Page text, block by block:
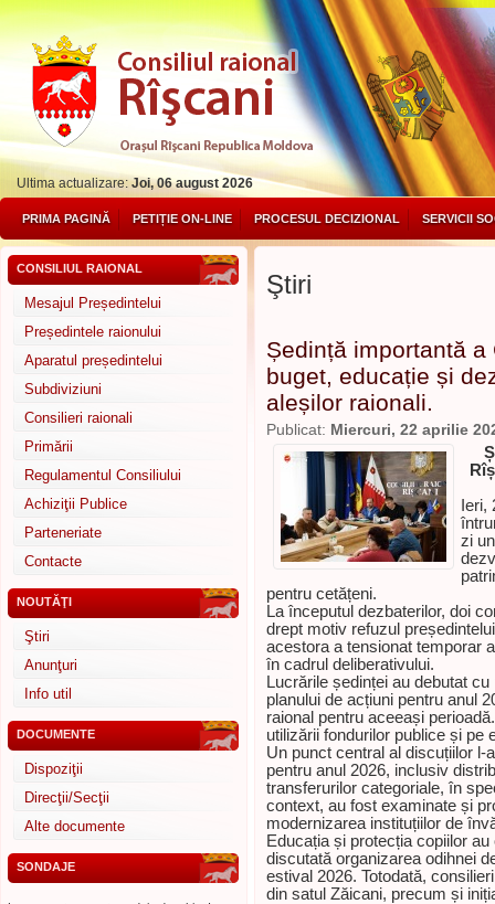
Ultima actualizare:Joi, 06 august 2026
PRIMA PAGINĂ PETIȚIE ON-LINE PROCESUL DECIZIONAL SERVICII
CONSILIUL RAIONAL
Mesajul Președintelui
Președintele raionului
Aparatul președintelui
Subdiviziuni
Consilieri raionali
Primării
Regulamentul Consiliului
Achiziţii Publice
Parteneriate
Contacte
NOUTĂŢI
Ştiri
Anunţuri
Info util
DOCUMENTE
Dispoziţii
Direcţii/Secţii
Alte documente
SONDAJE
Ştiri
Ședință importantă
buget, educație și
aleșilor raionali.
Publicat: Miercuri, 22 aprilie
Ieri,
zi
pentru cetățeni.
La începutul dezbaterilor, doi
drept motiv refuzul
acestora a tensionat temporar
în cadrul deliberativului.
Lucrările ședinței au debutat
planului de acțiuni pentru anul
raional pentru aceeași
utilizării fondurilor publice și pe
Un punct central al discuțiilor l-
pentru anul 2026, inclusiv
transferurilor categoriale, în
context, au fost examinate și
modernizarea instituțiilor de
Educația și protecția copiilor
discutată organizarea odihnei
estival 2026. Totodată,
din satul Zăicani, precum și